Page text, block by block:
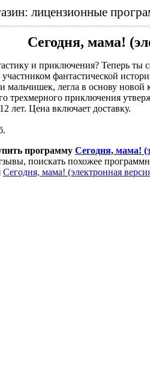
лицензионные
Сегодня, мама!
и приключения? Теперь ты
фантастической
мальчишек, легла в основу
трехмерного приключения
лет. Цена включает доставку.
программу Сегодня, мама!
поискать похожее
Сегодня, мама! (электронная